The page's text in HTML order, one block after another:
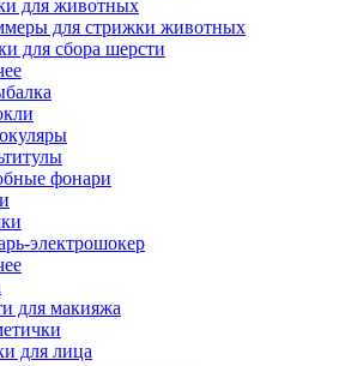
для животных
для стрижки животных
для сбора шерсти
фонари
электрошокер
для макияжа
для лица